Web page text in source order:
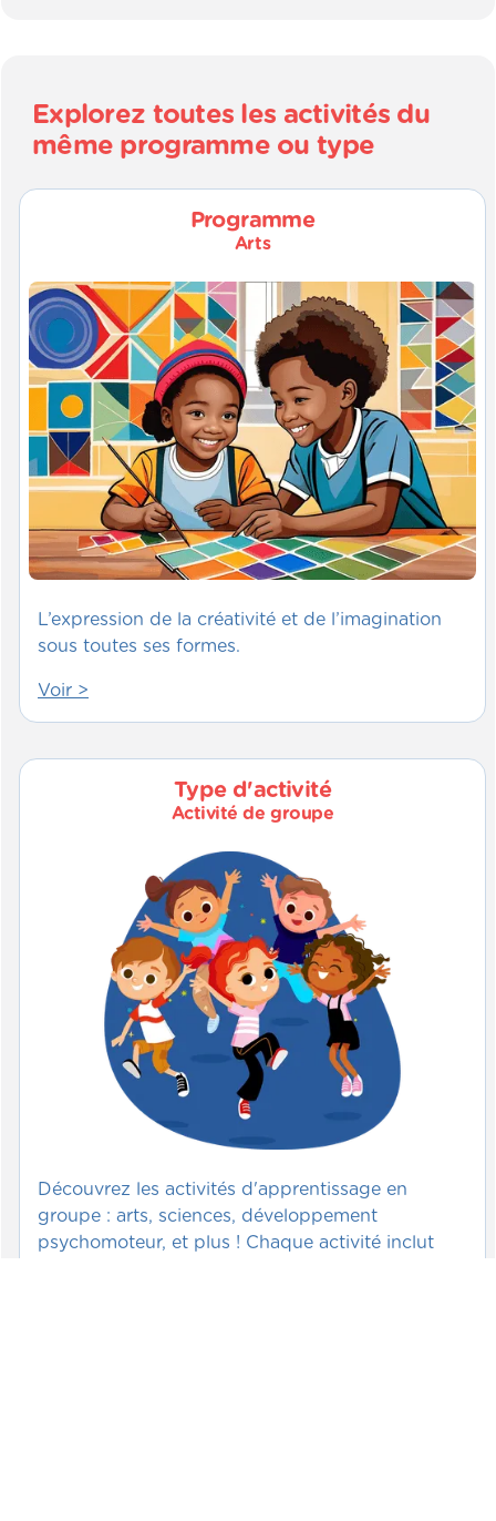
Explorez toutes les activités du
même programme ou type
Programme
Arts
L’expression de la créativité et de l’imagination
sous toutes ses formes.
Voir >
Type d'activité
Activité de groupe
Découvrez les activités d'apprentissage en
groupe : arts, sciences, développement
psychomoteur, et plus ! Chaque activité inclut